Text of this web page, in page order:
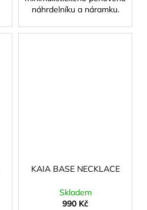
náhrdelníku a náramku.
KAIA BASE NECKLACE
Skladem
990 Kč